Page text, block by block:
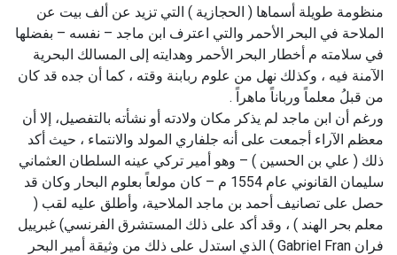
منظومة طويلة أسماها ( الحجازية ) التي تزيد عن ألف بيت عن
الملاحة في البحر الأحمر والتي اعترف ابن ماجد – نفسه – بفضلها
في سلامته م أخطار البحر الأحمر وهدايته إلى المسالك البحرية
الآمنة فيه ، وكذلك نهل من علوم ربابنة وقته ، كما أن جده قد كان
من قبلُ معلماً ورباناً ماهراً .
ورغم أن ابن ماجد لم يذكر مكان ولادته أو نشأته بالتفصيل، إلا أن
معظم الآراء أجمعت على أنه جلفاري المولد والانتماء ، حيث أكد
ذلك ( علي بن الحسين ) – وهو أمير تركي عينه السلطان العثماني
سليمان القانوني عام 1554 م – كان مولعاً بعلوم البحار وكان قد
حصل على تصانيف أحمد بن ماجد الملاحية، وأطلق عليه لقب (
معلم بحر الهند ) ، وقد أكد على ذلك المستشرق الفرنسي) غبرييل
فران Gabriel Fran ) الذي استدل على ذلك من وثيقة أمير البحر